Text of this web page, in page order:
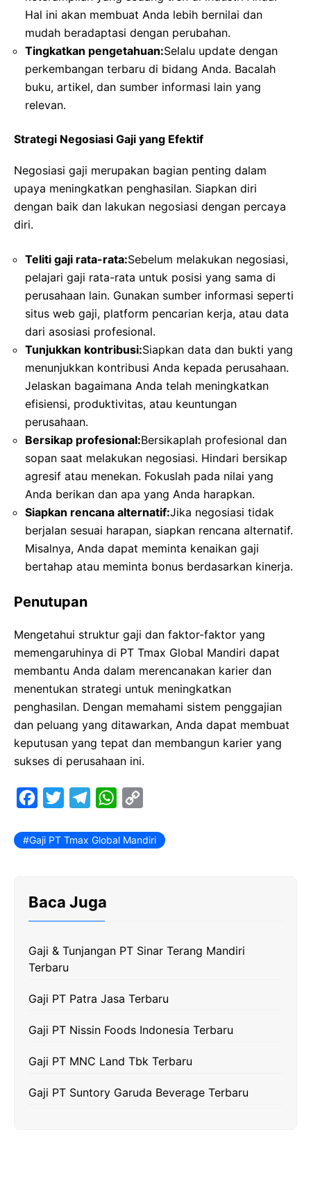
Hal ini akan membuat Anda lebih bernilai dan
mudah beradaptasi dengan perubahan.
Tingkatkan pengetahuan:Selalu update dengan
perkembangan terbaru di bidang Anda. Bacalah
buku, artikel, dan sumber informasi lain yang
relevan.
Strategi Negosiasi Gaji yang Efektif
Negosiasi gaji merupakan bagian penting dalam
upaya meningkatkan penghasilan. Siapkan diri
dengan baik dan lakukan negosiasi dengan percaya
diri.
Teliti gaji rata-rata:Sebelum melakukan negosiasi,
pelajari gaji rata-rata untuk posisi yang sama di
perusahaan lain. Gunakan sumber informasi seperti
situs web gaji, platform pencarian kerja, atau data
dari asosiasi profesional.
Tunjukkan kontribusi:Siapkan data dan bukti yang
menunjukkan kontribusi Anda kepada perusahaan.
Jelaskan bagaimana Anda telah meningkatkan
efisiensi, produktivitas, atau keuntungan
perusahaan.
Bersikap profesional:Bersikaplah profesional dan
sopan saat melakukan negosiasi. Hindari bersikap
agresif atau menekan. Fokuslah pada nilai yang
Anda berikan dan apa yang Anda harapkan.
Siapkan rencana alternatif:Jika negosiasi tidak
berjalan sesuai harapan, siapkan rencana alternatif.
Misalnya, Anda dapat meminta kenaikan gaji
bertahap atau meminta bonus berdasarkan kinerja.
Penutupan
Mengetahui struktur gaji dan faktor-faktor yang
memengaruhinya di PT Tmax Global Mandiri dapat
membantu Anda dalam merencanakan karier dan
menentukan strategi untuk meningkatkan
penghasilan. Dengan memahami sistem penggajian
dan peluang yang ditawarkan, Anda dapat membuat
keputusan yang tepat dan membangun karier yang
sukses di perusahaan ini.
c
o
o
i
e
r
l
r
a
W
a
p
p
k
Gaji PT Tmax Global Mandiri
Baca Juga
Gaji & Tunjangan PT Sinar Terang Mandiri
Terbaru
Gaji PT Patra Jasa Terbaru
Gaji PT Nissin Foods Indonesia Terbaru
Gaji PT MNC Land Tbk Terbaru
Gaji PT Suntory Garuda Beverage Terbaru